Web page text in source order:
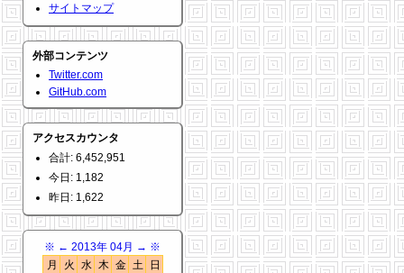
サイトマップ
外部コンテンツ
Twitter.com
GitHub.com
アクセスカウンタ
合計: 6,452,951
今日: 1,182
昨日: 1,622
※ ← 2013年 04月 → ※
月
火 水 木 金 土
日